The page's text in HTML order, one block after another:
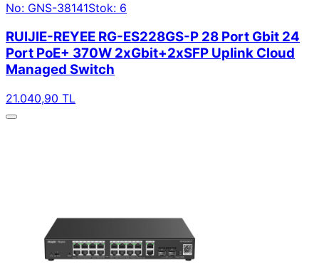
No: GNS-38141Stok: 6
RUIJIE-REYEE RG-ES228GS-P 28 Port Gbit 24
Port PoE+ 370W 2xGbit+2xSFP Uplink Cloud
Managed Switch
21.040,90 TL